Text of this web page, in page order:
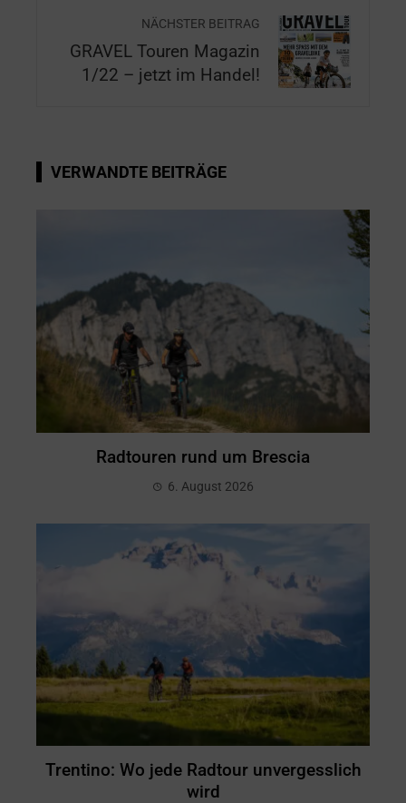
NÄCHSTER BEITRAG
GRAVEL Touren Magazin
1/22 – jetzt im Handel!
VERWANDTE BEITRÄGE
Radtouren rund um Brescia
6. August 2026
Trentino: Wo jede Radtour unvergesslich
wird